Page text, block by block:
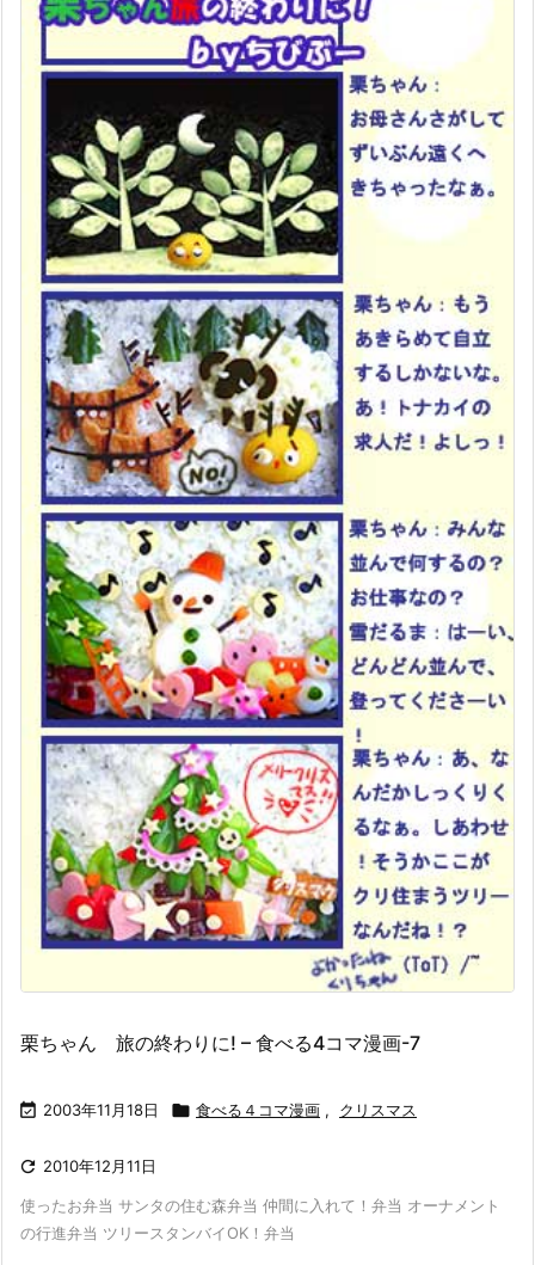
栗ちゃん 旅の終わりに! – 食べる4コマ漫画-7
 2003年11月18日  食べる４コマ漫画 , クリスマス
 2010年12月11日
使ったお弁当 サンタの住む森弁当 仲間に入れて！弁当 オーナメント
の行進弁当 ツリースタンバイOK！弁当